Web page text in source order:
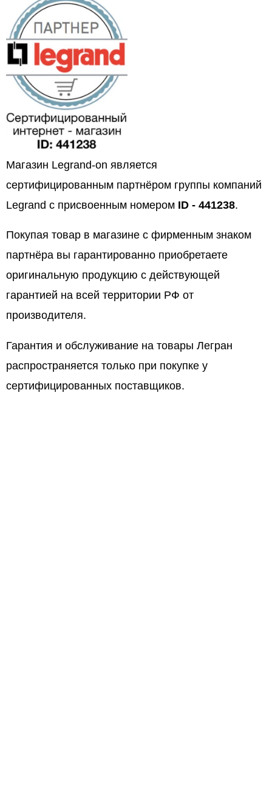
Магазин Legrand-on является
сертифицированным партнёром группы компаний
Legrand с присвоенным номером ID - 441238.
Покупая товар в магазине с фирменным знаком
партнёра вы гарантированно приобретаете
оригинальную продукцию с действующей
гарантией на всей территории РФ от
производителя.
Гарантия и обслуживание на товары Легран
распространяется только при покупке у
сертифицированных поставщиков.